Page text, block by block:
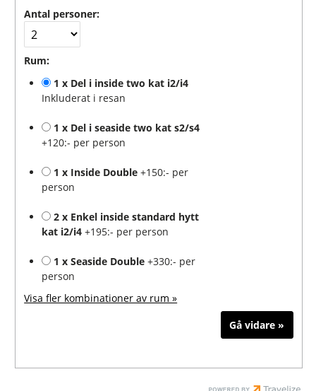
Antal personer:
Rum:
1 x Del i inside two kat i2/i4
Inkluderat i resan
1 x Del i seaside two kat s2/s4
+120:- per person
1 x Inside Double +150:- per
person
2 x Enkel inside standard hytt
kat i2/i4 +195:- per person
1 x Seaside Double +330:- per
person
Visa fler kombinationer av rum »